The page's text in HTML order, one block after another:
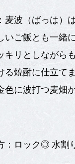
麦波（ばっは）
いご飯とも一緒
キリとしながら
焼酎に仕立てま
色に波打つ麦畑
：ロック◎ 水